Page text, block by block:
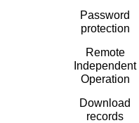
Password
protection
Remote
Independent
Operation
Download
records